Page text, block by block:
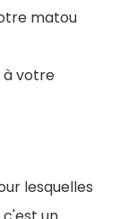
matou
à votre
lesquelles